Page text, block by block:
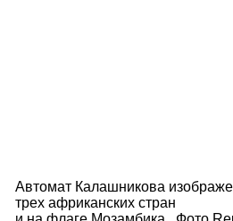
Автомат Калашникова
трех африканских стран